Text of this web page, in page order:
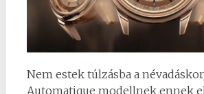
Nem estek túlzásba a
Automatique modellnek ennek